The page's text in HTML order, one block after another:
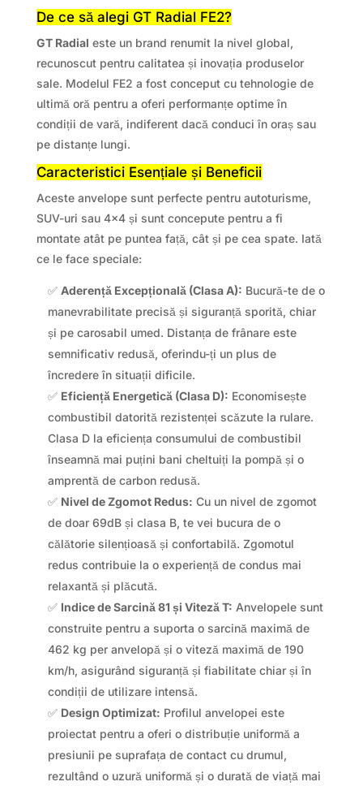
De ce să alegi GT Radial FE2?
GT Radial este un brand renumit la nivel global,
recunoscut pentru calitatea și inovația produselor
sale. Modelul FE2 a fost conceput cu tehnologie de
ultimă oră pentru a oferi performanțe optime în
condiții de vară, indiferent dacă conduci în oraș sau
pe distanțe lungi.
Caracteristici Esențiale și Beneficii
Aceste anvelope sunt perfecte pentru autoturisme,
SUV-uri sau 4×4 și sunt concepute pentru a fi
montate atât pe puntea față, cât și pe cea spate. Iată
ce le face speciale:
✅ Aderență Excepțională (Clasa A): Bucură-te de o
manevrabilitate precisă și siguranță sporită, chiar
și pe carosabil umed. Distanța de frânare este
semnificativ redusă, oferindu-ți un plus de
încredere în situații dificile.
✅ Eficiență Energetică (Clasa D): Economisește
combustibil datorită rezistenței scăzute la rulare.
Clasa D la eficiența consumului de combustibil
înseamnă mai puțini bani cheltuiți la pompă și o
amprentă de carbon redusă.
✅ Nivel de Zgomot Redus: Cu un nivel de zgomot
de doar 69dB și clasa B, te vei bucura de o
călătorie silențioasă și confortabilă. Zgomotul
redus contribuie la o experiență de condus mai
relaxantă și plăcută.
✅ Indice de Sarcină 81 și Viteză T: Anvelopele sunt
construite pentru a suporta o sarcină maximă de
462 kg per anvelopă și o viteză maximă de 190
km/h, asigurând siguranță și fiabilitate chiar și în
condiții de utilizare intensă.
✅ Design Optimizat: Profilul anvelopei este
proiectat pentru a oferi o distribuție uniformă a
presiunii pe suprafața de contact cu drumul,
rezultând o uzură uniformă și o durată de viață mai